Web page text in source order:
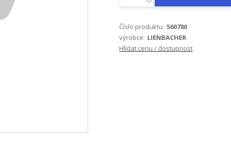
Číslo produktu: 560780
výrobce: LIENBACHER
Hlídat cenu / dostupnost